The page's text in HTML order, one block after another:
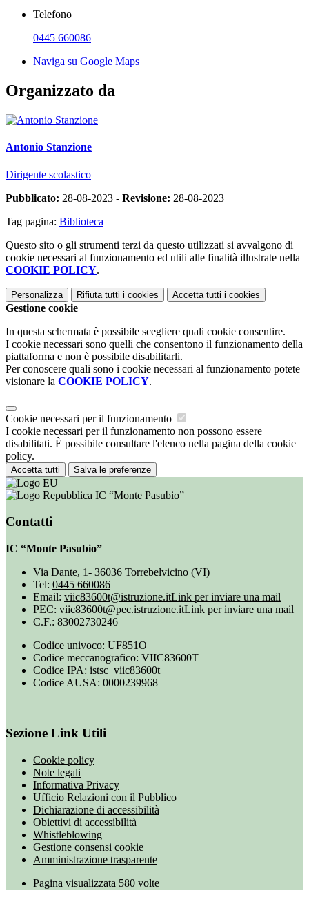
Telefono
0445 660086
Naviga su Google Maps
Organizzato da
Antonio Stanzione
Dirigente scolastico
Pubblicato: 28-08-2023 - Revisione: 28-08-2023
Tag pagina: Biblioteca
Questo sito o gli strumenti terzi da questo utilizzati si avvalgono di
cookie necessari al funzionamento ed utili alle finalità illustrate nella
COOKIE POLICY.
Personalizza Rifiuta tutti i cookies Accetta tutti i cookies
Gestione cookie
In questa schermata è possibile scegliere quali cookie consentire.
I cookie necessari sono quelli che consentono il funzionamento della
piattaforma e non è possibile disabilitarli.
Per conoscere quali sono i cookie necessari al funzionamento potete
visionare la COOKIE POLICY.
Cookie necessari per il funzionamento
I cookie necessari per il funzionamento non possono essere
disabilitati. È possibile consultare l'elenco nella pagina della cookie
policy.
Accetta tutti Salva le preferenze
IC “Monte Pasubio”
Contatti
IC “Monte Pasubio”
Via Dante, 1- 36036 Torrebelvicino (VI)
Tel: 0445 660086
Email: viic83600t@istruzione.itLink per inviare una mail
PEC: viic83600t@pec.istruzione.itLink per inviare una mail
C.F.: 83002730246
Codice univoco: UF851O
Codice meccanografico: VIIC83600T
Codice IPA: istsc_viic83600t
Codice AUSA: 0000239968
Sezione Link Utili
Cookie policy
Note legali
Informativa Privacy
Ufficio Relazioni con il Pubblico
Dichiarazione di accessibilità
Obiettivi di accessibilità
Whistleblowing
Gestione consensi cookie
Amministrazione trasparente
Pagina visualizzata 580 volte